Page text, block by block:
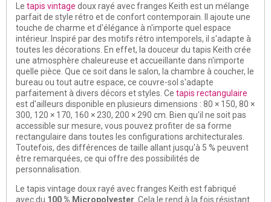
Le tapis vintage doux rayé avec franges Keith est un mélange
parfait de style rétro et de confort contemporain. Il ajoute une
touche de charme et d'élégance à n'importe quel espace
intérieur. Inspiré par des motifs rétro intemporels, il s'adapte à
toutes les décorations. En effet, la douceur du tapis Keith crée
une atmosphère chaleureuse et accueillante dans n'importe
quelle pièce. Que ce soit dans le salon, la chambre à coucher, le
bureau ou tout autre espace, ce couvre-sol s'adapte
parfaitement à divers décors et styles. Ce tapis rectangulaire
est d'ailleurs disponible en plusieurs dimensions : 80 × 150, 80 ×
300, 120 × 170, 160 × 230, 200 × 290 cm. Bien qu'il ne soit pas
accessible sur mesure, vous pouvez profiter de sa forme
rectangulaire dans toutes les configurations architecturales.
Toutefois, des différences de taille allant jusqu'à 5 % peuvent
être remarquées, ce qui offre des possibilités de
personnalisation.
Le tapis vintage doux rayé avec franges Keith est fabriqué
avec du 100 % Micropolyester . Cela le rend à la fois résistant